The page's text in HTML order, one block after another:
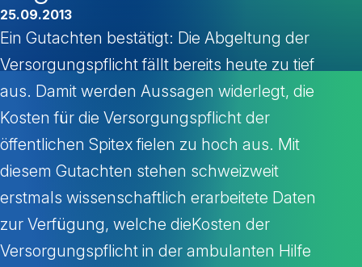
25.09.2013
Ein Gutachten bestätigt: Die Abgeltung der
Versorgungspflicht fällt bereits heute zu tief
aus. Damit werden Aussagen widerlegt, die
Kosten für die Versorgungspflicht der
öffentlichen Spitex fielen zu hoch aus. Mit
diesem Gutachten stehen schweizweit
erstmals wissenschaftlich erarbeitete Daten
zur Verfügung, welche dieKosten der
Versorgungspflicht in der ambulanten Hilfe